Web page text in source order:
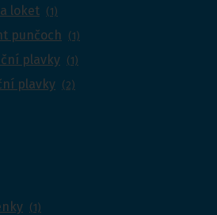
loket (1)
punčoch (1)
plavky (1)
plavky (2)
(1)